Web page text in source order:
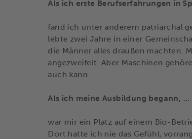
Als ich erste Berufserfahrungen in
fand ich unter anderem patriarchal
lebte zwei Jahre in einer
die Männer alles draußen machten.
angezweifelt. Aber Maschinen
auch kann.
Als ich meine Ausbildung begann, …
war mir ein Platz auf einem Bio-
Dort hatte ich nie das Gefühl,